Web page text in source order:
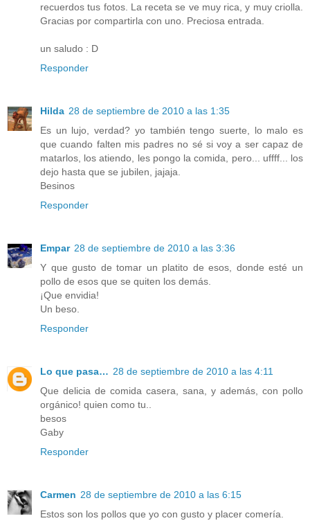
recuerdos tus fotos. La receta se ve muy rica, y muy criolla.
Gracias por compartirla con uno. Preciosa entrada.
un saludo : D
Responder
Hilda 28 de septiembre de 2010 a las 1:35
Es un lujo, verdad? yo también tengo suerte, lo malo es
que cuando falten mis padres no sé si voy a ser capaz de
matarlos, los atiendo, les pongo la comida, pero... uffff... los
dejo hasta que se jubilen, jajaja.
Besinos
Responder
Empar 28 de septiembre de 2010 a las 3:36
Y que gusto de tomar un platito de esos, donde esté un
pollo de esos que se quiten los demás.
¡Que envidia!
Un beso.
Responder
Lo que pasa… 28 de septiembre de 2010 a las 4:11
Que delicia de comida casera, sana, y además, con pollo
orgánico! quien como tu..
besos
Gaby
Responder
Carmen 28 de septiembre de 2010 a las 6:15
Estos son los pollos que yo con gusto y placer comería.